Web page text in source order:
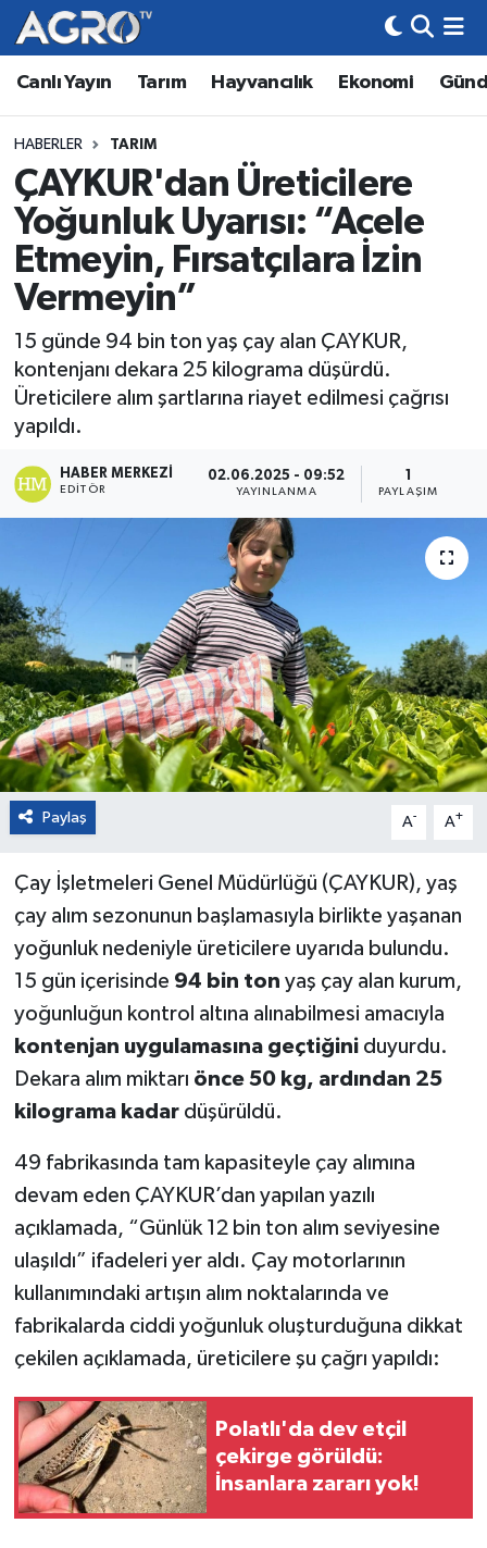
Canlı Yayın Tarım Hayvancılık Ekonomi
HABERLER TARIM
ÇAYKUR'dan Üreticilere
Yoğunluk Uyarısı: “Acele
Etmeyin, Fırsatçılara İzin
Vermeyin”
15 günde 94 bin ton yaş çay alan ÇAYKUR,
kontenjanı dekara 25 kilograma düşürdü.
Üreticilere alım şartlarına riayet edilmesi çağrısı
yapıldı.
HABER MERKEZI
EDITÖR
02.06.2025 - 09:52
YAYINLANMA PAYLAŞIM
Paylaş A- A+
Çay İşletmeleri Genel Müdürlüğü (ÇAYKUR), yaş
çay alım sezonunun başlamasıyla birlikte yaşanan
yoğunluk nedeniyle üreticilere uyarıda bulundu.
15 gün içerisinde 94 bin ton yaş çay alan kurum,
yoğunluğun kontrol altına alınabilmesi amacıyla
kontenjan uygulamasına geçtiğiniduyurdu.
Dekara alım miktarı önce 50 kg, ardından 25
kilograma kadardüşürüldü.
49 fabrikasında tam kapasiteyle çay alımına
devam eden ÇAYKUR’dan yapılan yazılı
açıklamada, “Günlük 12 bin ton alım seviyesine
ulaşıldı” ifadeleri yer aldı. Çay motorlarının
kullanımındaki artışın alım noktalarında ve
fabrikalarda ciddi yoğunluk oluşturduğuna dikkat
çekilen açıklamada, üreticilere şu çağrı yapıldı:
Polatlı'da dev etçil
çekirge görüldü:
İnsanlara zararı yok!
Hava Durumu
Trafik Durumu
Süper Lig Puan Durumu ve Fikstür
Tüm Manşetler
Son Dakika Haberleri
Haber Arşivi